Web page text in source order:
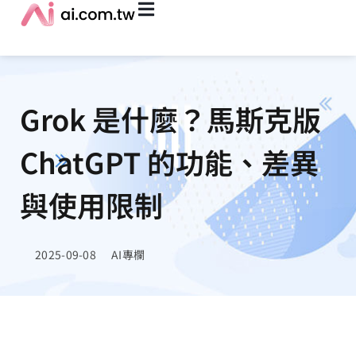
Grok 是什麼？馬斯克版
ChatGPT 的功能、差異
與使用限制
2025-09-08 AI專欄